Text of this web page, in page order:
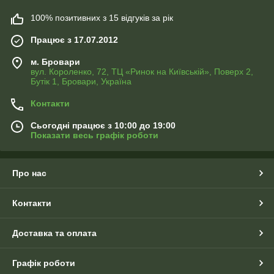
100% позитивних з 15 відгуків за рік
Працює з 17.07.2012
м. Бровари
вул. Короленко, 72, ТЦ «Ринок на Київській», Поверх 2,
Бутік 1, Бровари, Україна
Контакти
Сьогодні працює з 10:00 до 19:00
Показати весь графік роботи
Про нас
Контакти
Доставка та оплата
Графік роботи